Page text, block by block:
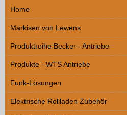
Home
Markisen von Lewens
Produktreihe Becker - Antriebe
Produkte - WTS Antriebe
Funk-Lösungen
Elektrische Rollladen Zubehör